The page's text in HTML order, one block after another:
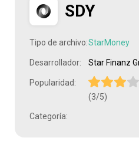
SDY
Tipo de archivo:StarMoney
Desarrollador: Star Finanz
Popularidad:
(3/5)
Categoría: